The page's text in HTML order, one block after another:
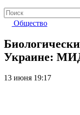
Общество
Украине: МИД
13 июня 19:17